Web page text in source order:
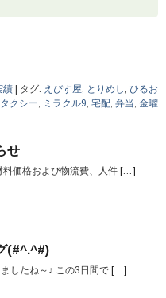
績 | タグ: えびす屋 とりめし ひるお
タクシー ミラクル9 宅配 弁当 金曜
せ
価格および物流費、人件 […]
(#^.^#)
したね～♪ この3日間で […]